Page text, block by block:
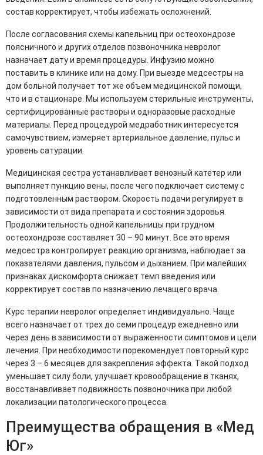
состав корректирует, чтобы избежать осложнений.
После согласования схемы капельниц при остеохондрозе
поясничного и других отделов позвоночника невролог
назначает дату и время процедуры. Инфузию можно
поставить в клинике или на дому. При выезде медсестры на
дом больной получает тот же объем медицинской помощи,
что и в стационаре. Мы используем стерильные инструменты,
сертифицированные растворы и одноразовые расходные
материалы. Перед процедурой медработник интересуется
самочувствием, измеряет артериальное давление, пульс и
уровень сатурации.
Медицинская сестра устанавливает венозный катетер или
выполняет пункцию вены, после чего подключает систему с
подготовленным раствором. Скорость подачи регулирует в
зависимости от вида препарата и состояния здоровья.
Продолжительность одной капельницы при грудном
остеохондрозе составляет 30 – 90 минут. Все это время
медсестра контролирует реакцию организма, наблюдает за
показателями давления, пульсом и дыханием. При малейших
признаках дискомфорта снижает темп введения или
корректирует состав по назначению лечащего врача.
Курс терапии невролог определяет индивидуально. Чаще
всего назначает от трех до семи процедур ежедневно или
через день в зависимости от выраженности симптомов и цели
лечения. При необходимости порекомендует повторный курс
через 3 – 6 месяцев для закрепления эффекта. Такой подход
уменьшает силу боли, улучшает кровообращение в тканях,
восстанавливает подвижность позвоночника при любой
локализации патологического процесса.
Преимущества обращения в «Мед
Юг»